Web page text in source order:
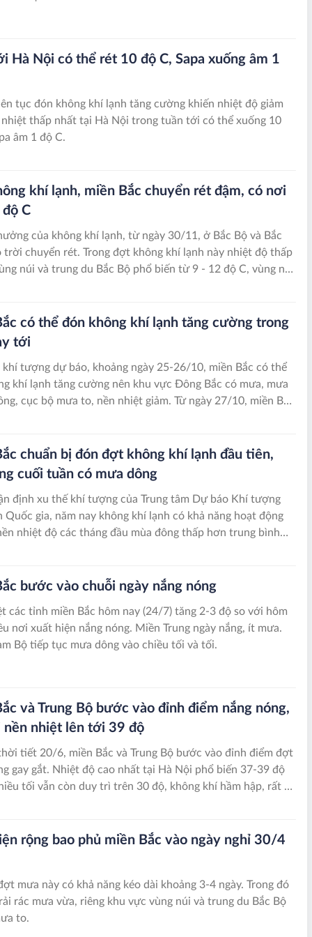
Hà Nội có thể rét 10 độ C, Sapa xuống âm 1
tục đón không khí lạnh tăng cường khiến nhiệt độ giảm
nhiệt thấp nhất tại Hà Nội trong tuần tới có thể xuống 10
âm 1 độ C.
khí lạnh, miền Bắc chuyển rét đậm, có nơi
C
của không khí lạnh, từ ngày 30/11, ở Bắc Bộ và Bắc
trời chuyển rét. Trong đợt không khí lạnh này nhiệt độ thấp
núi và trung du Bắc Bộ phổ biến từ 9 - 12 độ C, vùng núi
có thể đón không khí lạnh tăng cường trong
tới
khí tượng dự báo, khoảng ngày 25-26/10, miền Bắc có thể
khí lạnh tăng cường nên khu vực Đông Bắc có mưa, mưa
cục bộ mưa to, nền nhiệt giảm. Từ ngày 27/10, miền Bắc
chuẩn bị đón đợt không khí lạnh đầu tiên,
cuối tuần có mưa dông
định xu thế khí tượng của Trung tâm Dự báo Khí tượng
Quốc gia, năm nay không khí lạnh có khả năng hoạt động
nhiệt độ các tháng đầu mùa đông thấp hơn trung bình
bước vào chuỗi ngày nắng nóng
các tỉnh miền Bắc hôm nay (24/7) tăng 2-3 độ so với hôm
nơi xuất hiện nắng nóng. Miền Trung ngày nắng, ít mưa.
Bộ tiếp tục mưa dông vào chiều tối và tối.
và Trung Bộ bước vào đỉnh điểm nắng nóng,
nền nhiệt lên tới 39 độ
tiết 20/6, miền Bắc và Trung Bộ bước vào đỉnh điểm đợt
gay gắt. Nhiệt độ cao nhất tại Hà Nội phổ biến 37-39 độ
tối vẫn còn duy trì trên 30 độ, không khí hầm hập, rất oi
rộng bao phủ miền Bắc vào ngày nghỉ 30/4
mưa này có khả năng kéo dài khoảng 3-4 ngày. Trong đó
rác mưa vừa, riêng khu vực vùng núi và trung du Bắc Bộ
to.